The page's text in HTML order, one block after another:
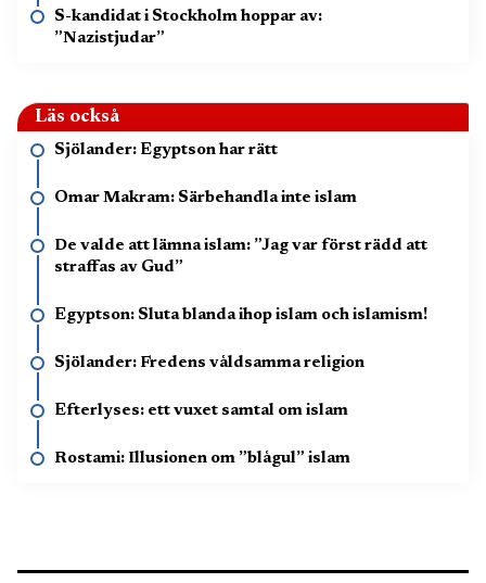
S-kandidat i Stockholm hoppar av:
”Nazistjudar”
Läs också
Omar Makram: Särbehandla inte islam
De valde att lämna islam: ”Jag var först rädd att
straffas av Gud”
Egyptson: Sluta blanda ihop islam och islamism!
Sjölander: Fredens våldsamma religion
Efterlyses: ett vuxet samtal om islam
Rostami: Illusionen om ”blågul” islam